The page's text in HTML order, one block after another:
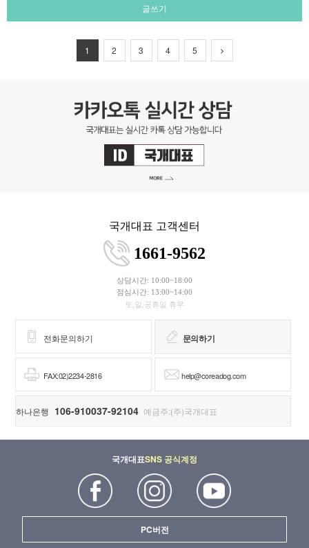
글쓰기
1 2 3 4 5
국개대표 고객센터
1661-9562
상담시간: 10:00~18:00
점심시간: 13:00~14:00
토,일,공휴일 휴무
전화문의하기 문의하기
FAX:02)2234-2816 help@coreadog.com
하나은행 106-910037-92104 예금주:(주)국개대표
국개대표SNS 공식계정
PC버전